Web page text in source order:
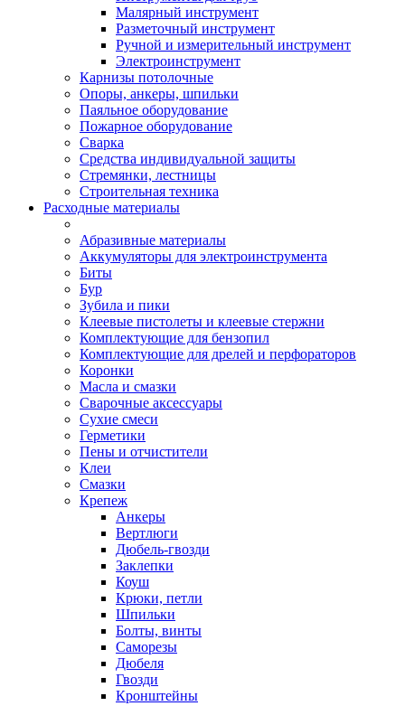
Малярный инструмент
Разметочный инструмент
Ручной и измерительный инструмент
Электроинструмент
Карнизы потолочные
Опоры, анкеры, шпильки
Паяльное оборудование
Пожарное оборудование
Сварка
Средства индивидуальной защиты
Стремянки, лестницы
Строительная техника
Расходные материалы
Абразивные материалы
Аккумуляторы для электроинструмента
Биты
Бур
Зубила и пики
Клеевые пистолеты и клеевые стержни
Комплектующие для бензопил
Комплектующие для дрелей и перфораторов
Коронки
Масла и смазки
Сварочные аксессуары
Сухие смеси
Герметики
Пены и отчистители
Клеи
Смазки
Крепеж
Анкеры
Вертлюги
Дюбель-гвозди
Заклепки
Коуш
Крюки, петли
Шпильки
Болты, винты
Саморезы
Дюбеля
Гвозди
Кронштейны